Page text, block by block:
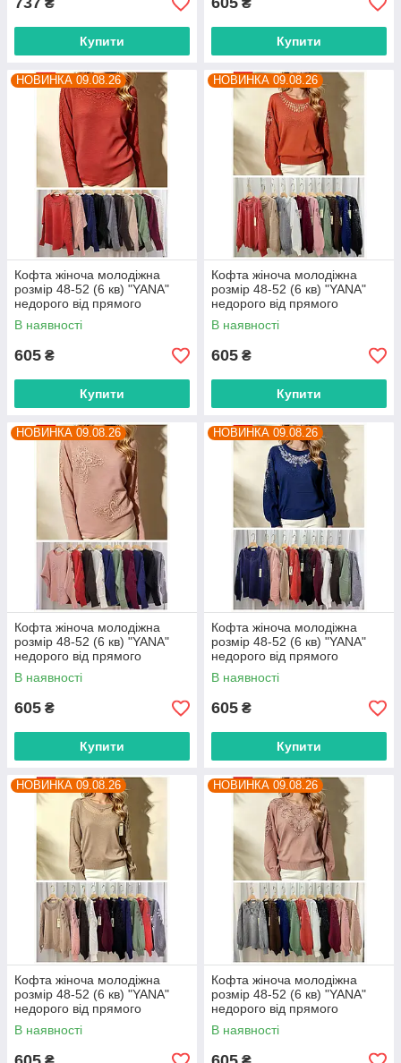
₴
Купити
₴
Купити
НОВИНКА 09.08.26
Кофта жіноча молодіжна
розмір 48-52 (6 кв) "YANA"
недорого від прямого
постачальника
В наявності
605 ₴
Купити
НОВИНКА 09.08.26
Кофта жіноча молодіжна
розмір 48-52 (6 кв) "YANA"
недорого від прямого
постачальника
В наявності
605 ₴
Купити
НОВИНКА 09.08.26
Кофта жіноча молодіжна
розмір 48-52 (6 кв) "YANA"
недорого від прямого
постачальника
В наявності
605 ₴
Купити
НОВИНКА 09.08.26
Кофта жіноча молодіжна
розмір 48-52 (6 кв) "YANA"
недорого від прямого
постачальника
В наявності
605 ₴
Купити
НОВИНКА 09.08.26
Кофта жіноча молодіжна
розмір 48-52 (6 кв) "YANA"
недорого від прямого
постачальника
В наявності
НОВИНКА 09.08.26
Кофта жіноча молодіжна
розмір 48-52 (6 кв) "YANA"
недорого від прямого
постачальника
В наявності